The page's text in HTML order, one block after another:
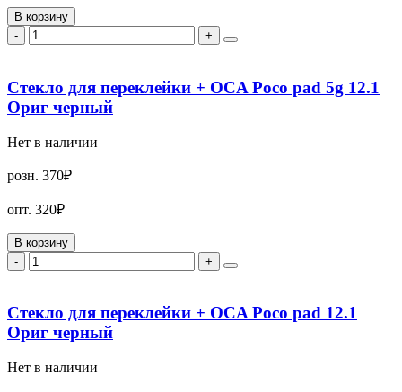
В корзину
-
+
Стекло для переклейки + OCA Poco pad 5g 12.1
Ориг черный
Нет в наличии
розн. 370₽
опт. 320₽
В корзину
-
+
Стекло для переклейки + OCA Poco pad 12.1
Ориг черный
Нет в наличии